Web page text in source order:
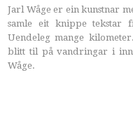
Jarl Wåge er ein kunstnar
samle eit knippe tekstar
Uendeleg mange
blitt til på vandringar i
Wåge.